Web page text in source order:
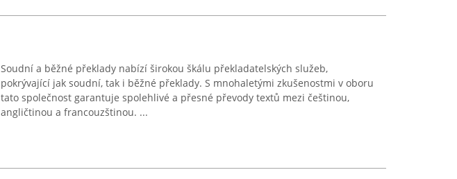
Soudní a běžné překlady nabízí širokou škálu překladatelských služeb,
pokrývající jak soudní, tak i běžné překlady. S mnohaletými zkušenostmi v oboru
tato společnost garantuje spolehlivé a přesné převody textů mezi češtinou,
angličtinou a francouzštinou. ...